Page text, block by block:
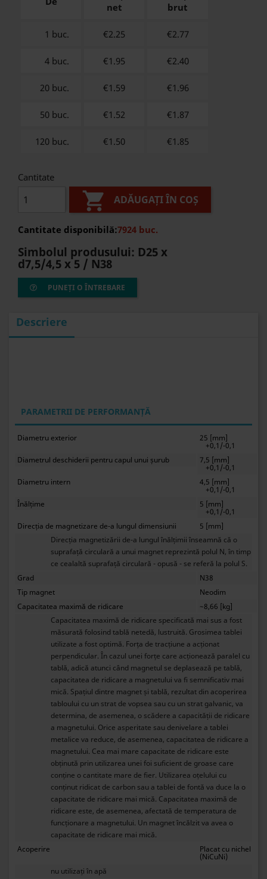
net
brut
1 buc. €2.25 €2.77
4 buc. €1.95 €2.40
20 buc. €1.59 €1.96
50 buc. €1.52 €1.87
120 buc. €1.50 €1.85
Cantitate
 ADĂUGAȚI ÎN COȘ
Cantitate disponibilă:7924 buc.
Simbolul produsului: D25 x
d7,5/4,5 x 5 / N38
PUNEȚI O ÎNTREBARE
Descriere
PARAMETRII DE PERFORMANȚĂ
Diametru exterior 25 [mm]
+0,1/-0,1
Diametrul deschiderii pentru capul unui șurub
7,5 [mm]
+0,1/-0,1
Diametru intern
4,5 [mm]
+0,1/-0,1
Înălțime
5 [mm]
+0,1/-0,1
Direcția de magnetizare de-a lungul dimensiunii
5 [mm]
Direcția magnetizării de-a lungul înălțimii înseamnă că o
suprafață circulară a unui magnet reprezintă polul N, în timp
ce cealaltă suprafață circulară - opusă - se referă la polul S.
Grad
N38
Tip magnet
Neodim
Capacitatea maximă de ridicare
~8,66 [kg]
Capacitatea maximă de ridicare specificată mai sus a fost
măsurată folosind tablă netedă, lustruită. Grosimea tablei
utilizate a fost optimă. Forța de tracțiune a acționat
perpendicular. În cazul unei forțe care acționează paralel cu
tablă, adică atunci când magnetul se deplasează pe tablă,
capacitatea de ridicare a magnetului va fi semnificativ mai
mică. Spațiul dintre magnet și tablă, rezultat din acoperirea
tabloului cu un strat de vopsea sau cu un strat galvanic, va
determina, de asemenea, o scădere a capacității de ridicare
a magnetului. Orice asperitate sau denivelare a tablei
metalice va reduce, de asemenea, capacitatea de ridicare a
magnetului. Cea mai mare capacitate de ridicare este
obținută prin utilizarea unei foi suficient de groase care
conține o cantitate mare de fier. Utilizarea oțelului cu
conținut ridicat de carbon sau a tablei de fontă va duce la o
capacitate de ridicare mai mică. Capacitatea maximă de
ridicare este, de asemenea, afectată de temperatura de
funcționare a magnetului. Un magnet încălzit va avea o
capacitate de ridicare mai mică.
Acoperire
Placat cu nichel
(NiCuNi)
nu utilizați în apă